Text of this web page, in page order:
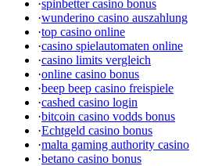
·spinbetter casino bonus
·wunderino casino auszahlung
·top casino online
·casino spielautomaten online
·casino limits vergleich
·online casino bonus
·beep beep casino freispiele
·cashed casino login
·bitcoin casino vodds bonus
·Echtgeld casino bonus
·malta gaming authority casino
·betano casino bonus